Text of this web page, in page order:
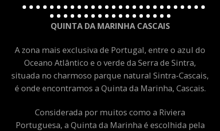
QUINTA DA MARINHA CASCAIS
A zona mais exclusiva de Portugal, entre o azul do
Oceano Atlântico e o verde da Serra de Sintra,
situada no charmoso parque natural Sintra-Cascais,
é onde encontramos a Quinta da Marinha, Cascais.
Considerada por muitos como a Riviera
Portuguesa, a Quinta da Marinha é escolhida pela